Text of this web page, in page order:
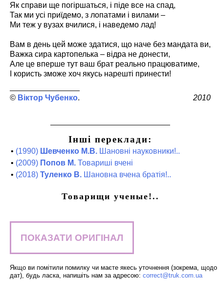
Як справи ще погіршаться, і піде все на спад,
Так ми усі приїдемо, з лопатами і вилами –
Ми теж у вузах вчилися, і наведемо лад!
Вам в день цей може здатися, що наче без мандата ви,
Важка сира картопелька – відра не донести,
Але це вперше тут ваш брат реально працюватиме,
І користь зможе хоч якусь нарешті принести!
Віктор Чубенко 2010
Інші переклади:
• (1990) Шевченко М.В. Шановні науковники!..
• (2009) Попов М. Товариші вчені
• (2018) Туленко В. Шановна вчена братія!..
Товарищи ученые!..
ПОКАЗАТИ ОРИГІНАЛ
Якщо ви помітили помилку чи маєте якесь уточнення (зокрема, щодо
дат), будь ласка, напишіть нам за адресою: correct@truk.com.ua